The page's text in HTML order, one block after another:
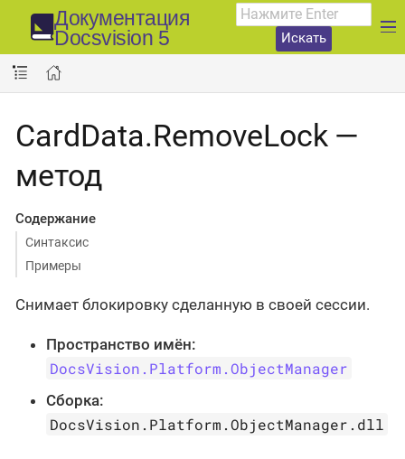
Документация
Docsvision 5
Искать
CardData.RemoveLock —
метод
Содержание
Синтаксис
Примеры
Снимает блокировку сделанную в своей сессии.
Пространство имён:
DocsVision.Platform.ObjectManager
Сборка:
DocsVision.Platform.ObjectManager.dll